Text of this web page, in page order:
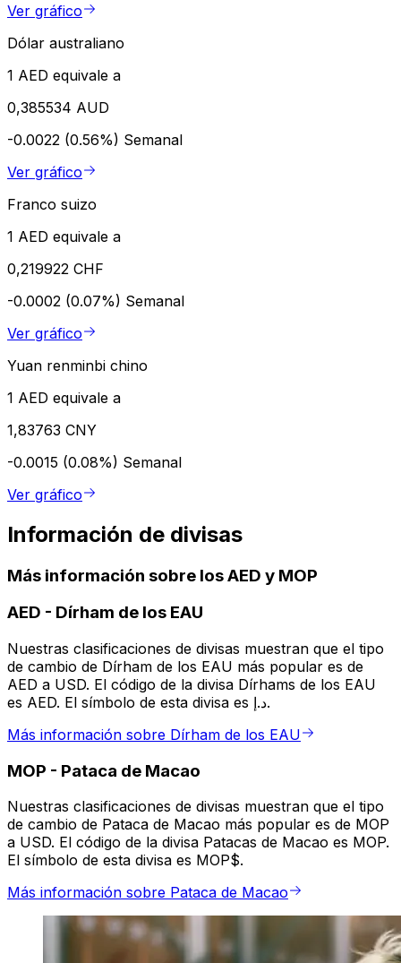
Ver gráfico
Dólar australiano
1 AED equivale a
0,385534 AUD
-0.0022 (0.56%) Semanal
Ver gráfico
Franco suizo
1 AED equivale a
0,219922 CHF
-0.0002 (0.07%) Semanal
Ver gráfico
Yuan renminbi chino
1 AED equivale a
1,83763 CNY
-0.0015 (0.08%) Semanal
Ver gráfico
Información de divisas
Más información sobre los AED y MOP
AED - Dírham de los EAU
Nuestras clasificaciones de divisas muestran que el tipo
de cambio de Dírham de los EAU más popular es de
AED a USD. El código de la divisa Dírhams de los EAU
es AED. El símbolo de esta divisa es د.إ.
Más información sobre Dírham de los EAU
MOP - Pataca de Macao
Nuestras clasificaciones de divisas muestran que el tipo
de cambio de Pataca de Macao más popular es de MOP
a USD. El código de la divisa Patacas de Macao es MOP.
El símbolo de esta divisa es MOP$.
Más información sobre Pataca de Macao